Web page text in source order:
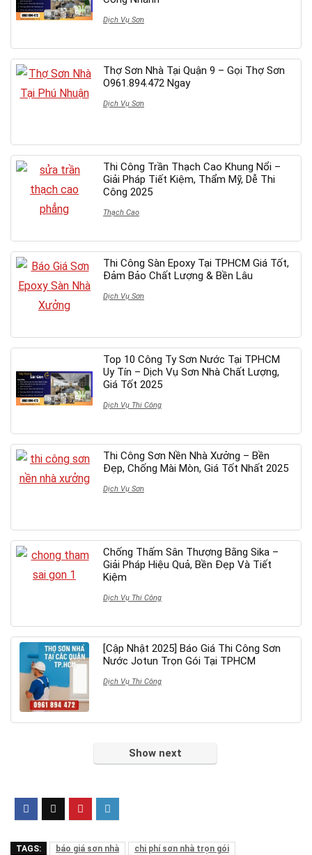
Dịch Vụ Sơn
Thợ Sơn Nhà Tại Quận 9 – Gọi Thợ Sơn
O961.894.472 Ngay
Dịch Vụ Sơn
Thi Công Trần Thạch Cao Khung Nổi –
Giải Pháp Tiết Kiệm, Thẩm Mỹ, Dễ Thi
Công 2025
Thạch Cao
Thi Công Sàn Epoxy Tại TPHCM Giá Tốt,
Đảm Bảo Chất Lượng & Bền Lâu
Dịch Vụ Sơn
Top 10 Công Ty Sơn Nước Tại TPHCM
Uy Tín – Dịch Vụ Sơn Nhà Chất Lượng,
Giá Tốt 2025
Dịch Vụ Thi Công
Thi Công Sơn Nền Nhà Xưởng – Bền
Đẹp, Chống Mài Mòn, Giá Tốt Nhất 2025
Dịch Vụ Sơn
Chống Thấm Sân Thượng Bằng Sika –
Giải Pháp Hiệu Quả, Bền Đẹp Và Tiết
Kiệm
Dịch Vụ Thi Công
[Cập Nhật 2025] Báo Giá Thi Công Sơn
Nước Jotun Trọn Gói Tại TPHCM
Dịch Vụ Thi Công
Show next
TAGS: báo giá sơn nhà
chi phí sơn nhà trọn gói